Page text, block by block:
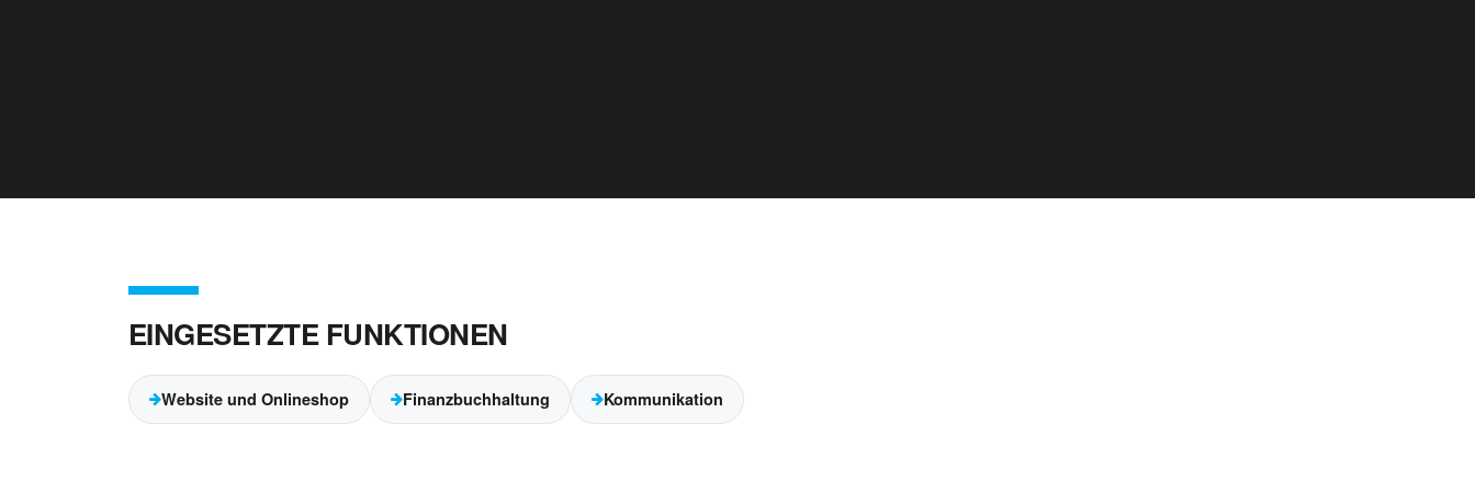
EINGESETZTE FUNKTIONEN
Website und Onlineshop Finanzbuchhaltung Kommunikation